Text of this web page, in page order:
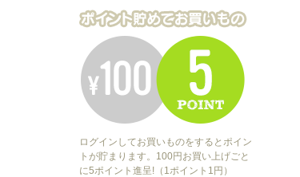
ログインしてお買いものをするとポイン
トが貯まります。100円お買い上げごと
に5ポイント進呈!（1ポイント1円）